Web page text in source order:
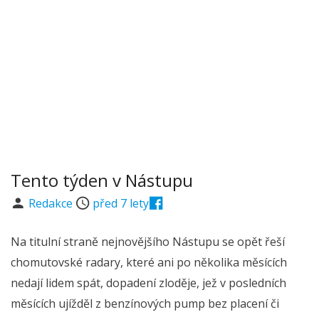
Tento týden v Nástupu
Redakce před 7 lety
Na titulní straně nejnovějšího Nástupu se opět řeší
chomutovské radary, které ani po několika měsících
nedají lidem spát, dopadení zloděje, jež v posledních
měsících ujížděl z benzínových pump bez placení či